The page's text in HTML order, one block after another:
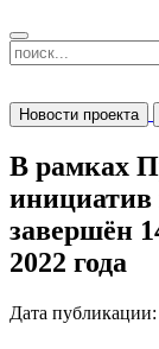
Новости проекта
В рамках
инициатив
завершён
2022 года
Дата публикации: